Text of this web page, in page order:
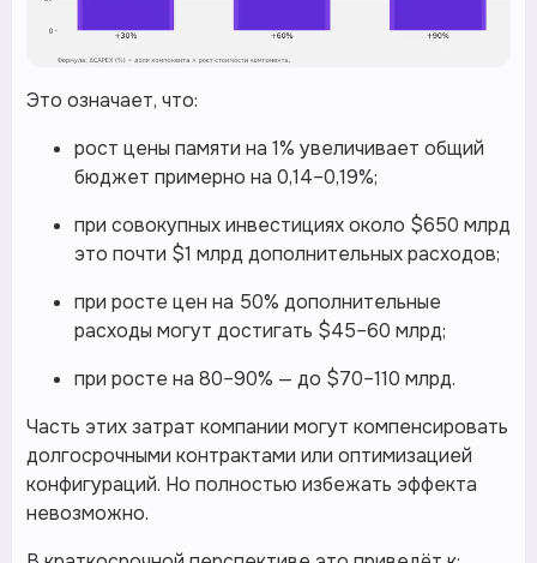
Это означает, что:
рост цены памяти на 1% увеличивает общий
бюджет примерно на 0,14–0,19%;
при совокупных инвестициях около $650 млрд
это почти $1 млрд дополнительных расходов;
при росте цен на 50% дополнительные
расходы могут достигать $45–60 млрд;
при росте на 80–90% — до $70–110 млрд.
Часть этих затрат компании могут компенсировать
долгосрочными контрактами или оптимизацией
конфигураций. Но полностью избежать эффекта
невозможно.